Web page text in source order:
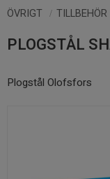
ÖVRIGT TILLBEHÖR
PLOGSTÅL
Plogstål Olofsfors